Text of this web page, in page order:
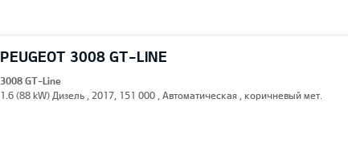
PEUGEOT 3008 GT-LINE
3008 GT-Line
1.6 (88 kW) Дизель , 2017, 151 000 , Автоматическая , коричневый мет.